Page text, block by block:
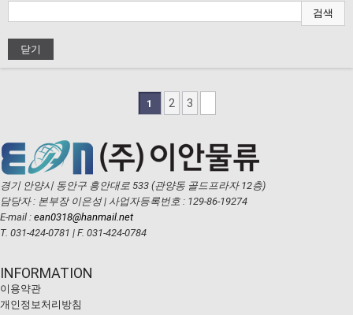
검색
닫기
1 2 3
경기 안양시 동안구 흥안대로 533 (관양동 골드프라자 12층)
담당자 : 본부장 이은성 | 사업자등록번호 : 129-86-19274
E-mail : ean0318@hanmail.net
T. 031-424-0781 | F. 031-424-0784
INFORMATION
이용약관
개인정보처리방침